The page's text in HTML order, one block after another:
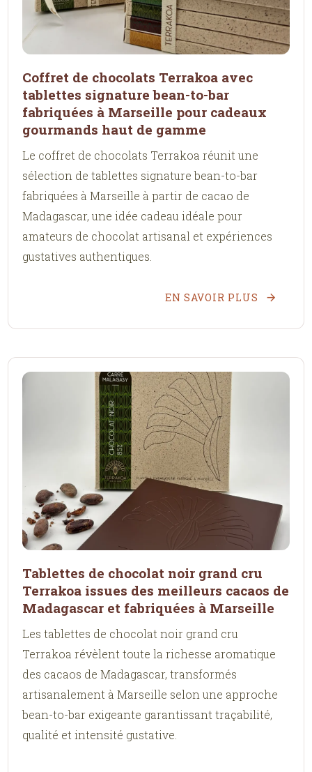
Coffret de chocolats Terrakoa avec
tablettes signature bean-to-bar
fabriquées à Marseille pour cadeaux
gourmands haut de gamme
Le coffret de chocolats Terrakoa réunit une
sélection de tablettes signature bean-to-bar
fabriquées à Marseille à partir de cacao de
Madagascar, une idée cadeau idéale pour
amateurs de chocolat artisanal et expériences
gustatives authentiques.
EN SAVOIR PLUS
Tablettes de chocolat noir grand cru
Terrakoa issues des meilleurs cacaos de
Madagascar et fabriquées à Marseille
Les tablettes de chocolat noir grand cru
Terrakoa révèlent toute la richesse aromatique
des cacaos de Madagascar, transformés
artisanalement à Marseille selon une approche
bean-to-bar exigeante garantissant traçabilité,
qualité et intensité gustative.